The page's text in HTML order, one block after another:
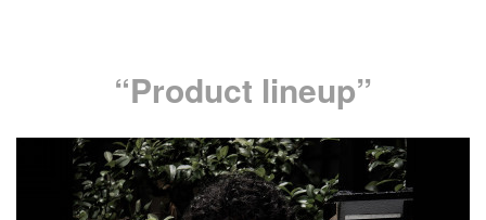
“Product lineup”